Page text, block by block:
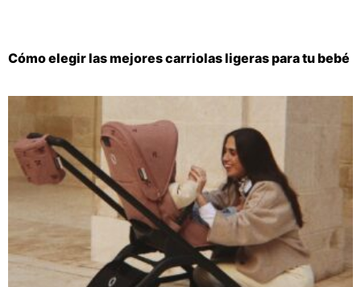
Cómo elegir las mejores carriolas ligeras para tu bebé